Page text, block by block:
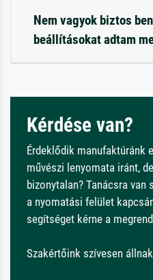
Nem vagyok biztos
beállításokat adtam
Kérdése van?
Érdeklődik manufaktúránk
művészi lenyomata iránt,
bizonytalan? Tanácsra van
a nyomatási felület
segítséget kérne a
Szakértőink szívesen